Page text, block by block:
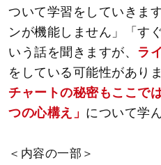
ついて学習をしていきま
ンが機能しません」「す
いう話を聞きますが、 ラ
をしている可能性がありま
チャートの秘密もここで
つの心構え」 について学
＜内容の一部＞